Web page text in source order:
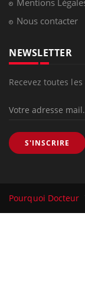
Nous contacter
NEWSLETTER
Recevez toutes
S'INSCRIRE
Pourquoi Docteur